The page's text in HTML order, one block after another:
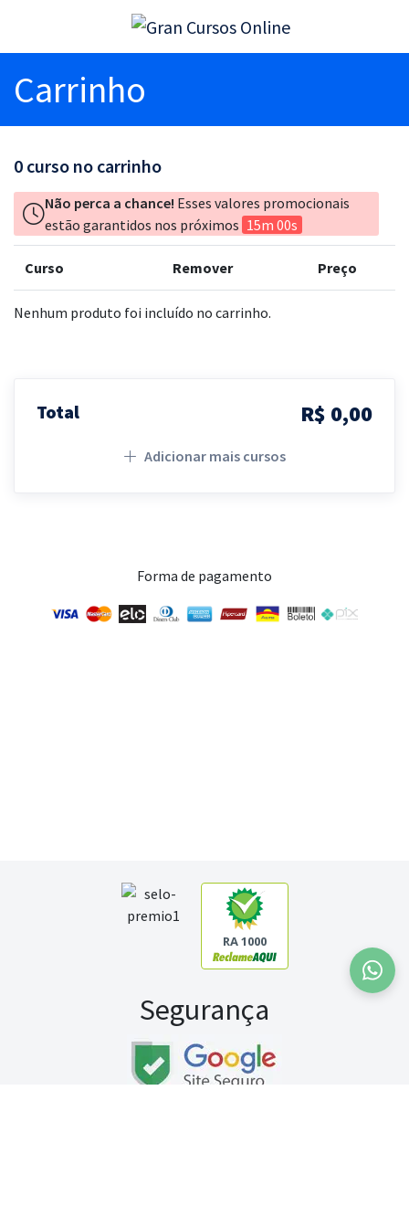
Carrinho
0 curso no carrinho
Não perca a chance! Esses valores promocionais
estão garantidos nos próximos 15m 00s
Curso Remover Preço
Nenhum produto foi incluído no carrinho.
Total R$ 0,00
Adicionar mais cursos
Forma de pagamento
RA 1000
Segurança